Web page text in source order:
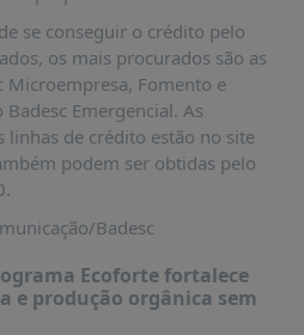
se conseguir o crédito pelo
os mais procurados são as
Microempresa, Fomento e
Badesc Emergencial. As
linhas de crédito estão no site
podem ser obtidas pelo
Badesc
Ecoforte fortalece
e produção orgânica sem